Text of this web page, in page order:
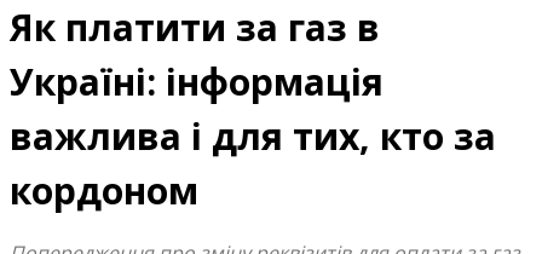
Як платити за газ в
Україні: інформація
важлива і для тих, кто за
кордоном